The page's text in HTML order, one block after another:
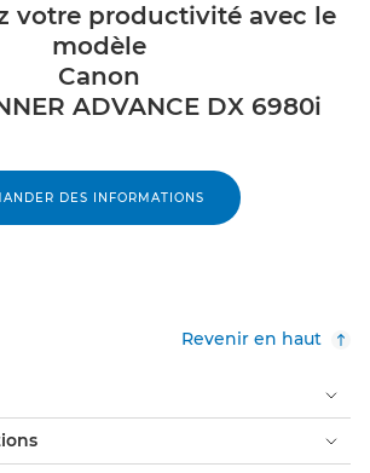
votre productivité avec le
modèle
Canon
ADVANCE DX 6980i
DES INFORMATIONS
Revenir en haut